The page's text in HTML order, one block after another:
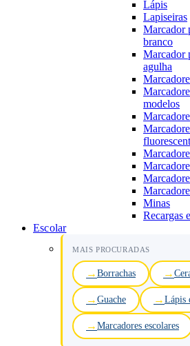
Lápis
Lapiseiras
Marcador
branco
Marcador
agulha
modelos
Minas
Recargas
Escolar
MAIS PROCURADAS
Borrachas
Guache Lápis
Marcadores escolares